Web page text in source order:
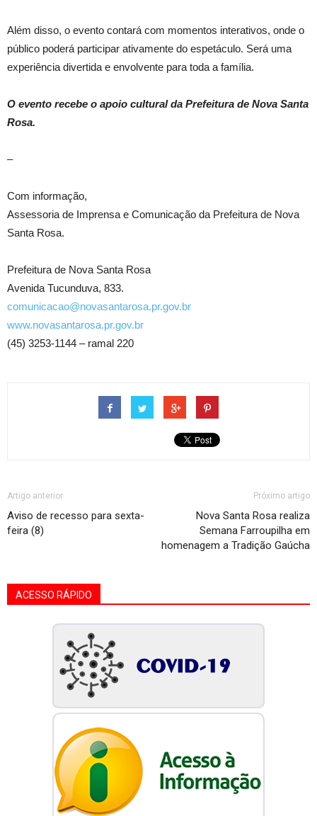
Além disso, o evento contará com momentos interativos, onde o
público poderá participar ativamente do espetáculo. Será uma
experiência divertida e envolvente para toda a família.
O evento recebe o apoio cultural da Prefeitura de Nova Santa
Rosa.
–
Com informação,
Assessoria de Imprensa e Comunicação da Prefeitura de Nova
Santa Rosa.
Prefeitura de Nova Santa Rosa
Avenida Tucunduva, 833.
comunicacao@novasantarosa.pr.gov.br
www.novasantarosa.pr.gov.br
(45) 3253-1144 – ramal 220
Artigo anterior
Aviso de recesso para sexta-
feira (8)
Próximo artigo
Nova Santa Rosa realiza
Semana Farroupilha em
homenagem a Tradição Gaúcha
ACESSO RÁPIDO